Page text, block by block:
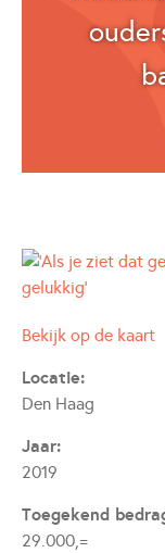
Bekijk op de kaart
Locatie:
Den Haag
Jaar:
2019
Toegekend
29.000,=